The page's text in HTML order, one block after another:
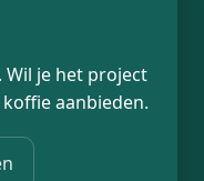
Wil je het project
aanbieden.